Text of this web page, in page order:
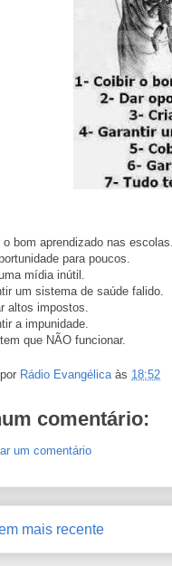
o bom aprendizado nas escolas.
para poucos.
mídia inútil.
um sistema de saúde falido.
altos impostos.
a impunidade.
que NÃO funcionar.
Rádio Evangélica às 18:52
comentário:
um comentário
mais recente